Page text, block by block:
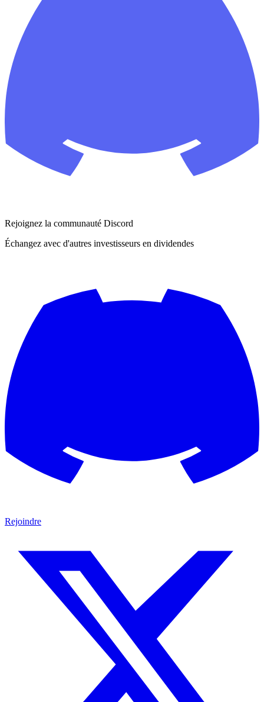
Rejoignez la communauté Discord
Échangez avec d'autres investisseurs en dividendes
Rejoindre